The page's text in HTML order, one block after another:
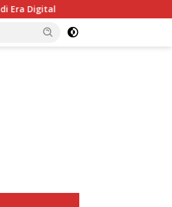
NTB Selangkah Lagi Terapkan Sistem